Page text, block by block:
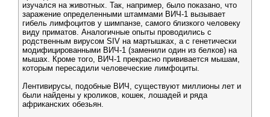
изучался на животных. Так, например, было показано, что
заражение определенными штаммами ВИЧ-1 вызывает
гибель лимфоцитов у шимпанзе, самого близкого человеку
виду приматов. Аналогичные опыты проводились с
родственным вирусом SIV на мартышках, а с генетически
модифицированными ВИЧ-1 (заменили один из белков) на
мышах. Кроме того, ВИЧ-1 прекрасно прививается мышам,
которым пересадили человеческие лимфоциты.
Лентивирусы, подобные ВИЧ, существуют миллионы лет и
были найдены у кроликов, кошек, лошадей и ряда
африканских обезьян.